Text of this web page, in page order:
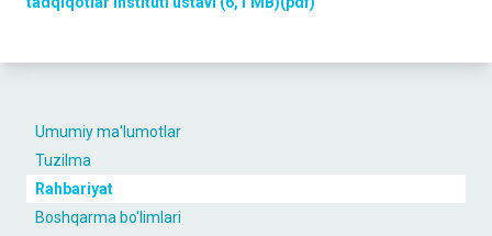
Umumiy ma'lumotlar
Tuzilma
Rahbariyat
Boshqarma bo'limlari